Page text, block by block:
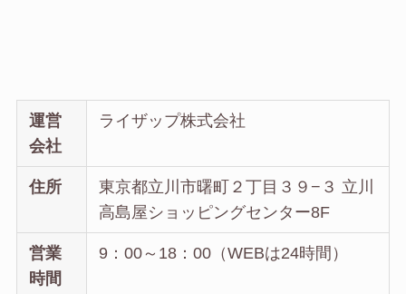
運営
会社
ライザップ株式会社
住所
東京都立川市曙町２丁目３９−３ 立川
高島屋ショッピングセンター8F
営業
時間
9：00～18：00（WEBは24時間）